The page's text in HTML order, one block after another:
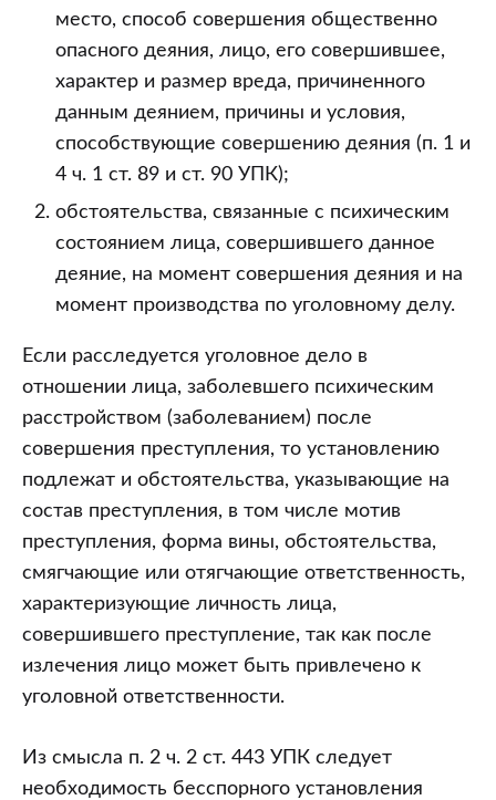
место, способ совершения общественно
опасного деяния, лицо, его совершившее,
характер и размер вреда, причиненного
данным деянием, причины и условия,
способствующие совершению деяния (п. 1 и
4 ч. 1 ст. 89 и ст. 90 УПК);
обстоятельства, связанные с психическим
состоянием лица, совершившего данное
деяние, на момент совершения деяния и на
момент производства по уголовному делу.
Если расследуется уголовное дело в
отношении лица, заболевшего психическим
расстройством (заболеванием) после
совершения преступления, то установлению
подлежат и обстоятельства, указывающие на
состав преступления, в том числе мотив
преступления, форма вины, обстоятельства,
смягчающие или отягчающие ответственность,
характеризующие личность лица,
совершившего преступление, так как после
излечения лицо может быть привлечено к
уголовной ответственности.
Из смысла п. 2 ч. 2 ст. 443 УПК следует
необходимость бесспорного установления